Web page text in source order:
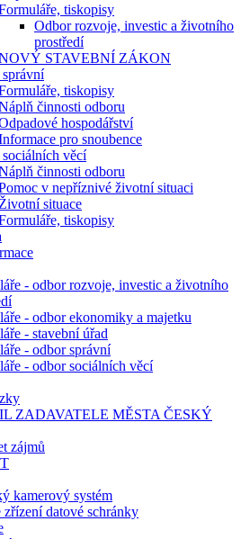
tiskopisy
Odbor rozvoje, investic a životního
prostředí
STAVEBNÍ ZÁKON
tiskopisy
činnosti odboru
hospodářství
pro snoubence
věcí
činnosti odboru
v nepříznivé životní situaci
Životní situace
tiskopisy
- odbor rozvoje, investic a životního
- odbor ekonomiky a majetku
- stavební úřad
- odbor správní
- odbor sociálních věcí
ZADAVATELE MĚSTA ČESKÝ
zájmů
kamerový systém
zřízení datové schránky